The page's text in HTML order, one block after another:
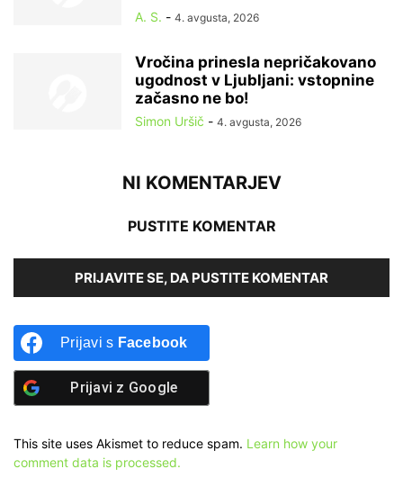
A. S. - 4. avgusta, 2026
Vročina prinesla nepričakovano
ugodnost v Ljubljani: vstopnine
začasno ne bo!
Simon Uršič - 4. avgusta, 2026
NI KOMENTARJEV
PUSTITE KOMENTAR
PRIJAVITE SE, DA PUSTITE KOMENTAR
Prijavi s Facebook
Prijavi z Google
This site uses Akismet to reduce spam. Learn how your
comment data is processed.